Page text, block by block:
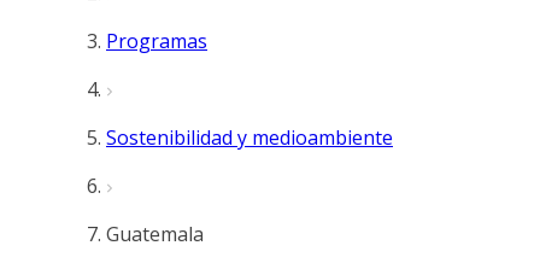
Programas
Sostenibilidad y medioambiente
Guatemala